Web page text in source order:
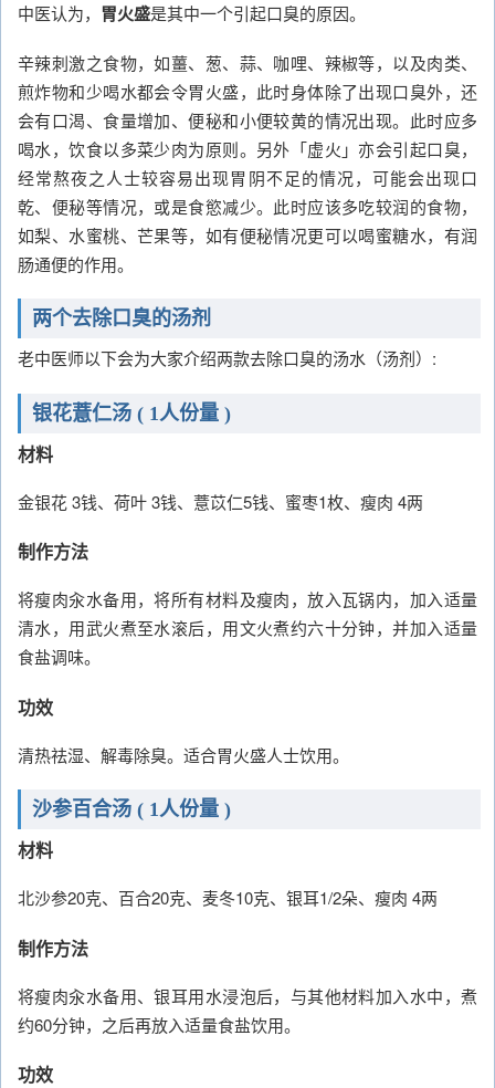
中医认为， 胃火盛是其中一个引起口臭的原因。
辛辣刺激之食物，如薑、葱、蒜、咖哩、辣椒等，以及肉类、
煎炸物和少喝水都会令胃火盛，此时身体除了出现口臭外，还
会有口渴、食量增加、便秘和小便较黄的情况出现。此时应多
喝水，饮食以多菜少肉为原则。另外「虚火」亦会引起口臭，
经常熬夜之人士较容易出现胃阴不足的情况，可能会出现口
乾、便秘等情况，或是食慾减少。此时应该多吃较润的食物，
如梨、水蜜桃、芒果等，如有便秘情况更可以喝蜜糖水，有润
肠通便的作用。
两个去除口臭的汤剂
老中医师以下会为大家介绍两款去除口臭的汤水（汤剂）:
银花薏仁汤 ( 1人份量 )
材料
金银花 3钱、荷叶 3钱、薏苡仁5钱、蜜枣1枚、瘦肉 4两
制作方法
将瘦肉汆水备用，将所有材料及瘦肉，放入瓦锅内，加入适量
清水，用武火煮至水滚后，用文火煮约六十分钟，并加入适量
食盐调味。
功效
清热祛湿、解毒除臭。适合胃火盛人士饮用。
沙参百合汤 ( 1人份量 )
材料
北沙参20克、百合20克、麦冬10克、银耳1/2朵、瘦肉 4两
制作方法
将瘦肉汆水备用、银耳用水浸泡后，与其他材料加入水中，煮
约60分钟，之后再放入适量食盐饮用。
功效